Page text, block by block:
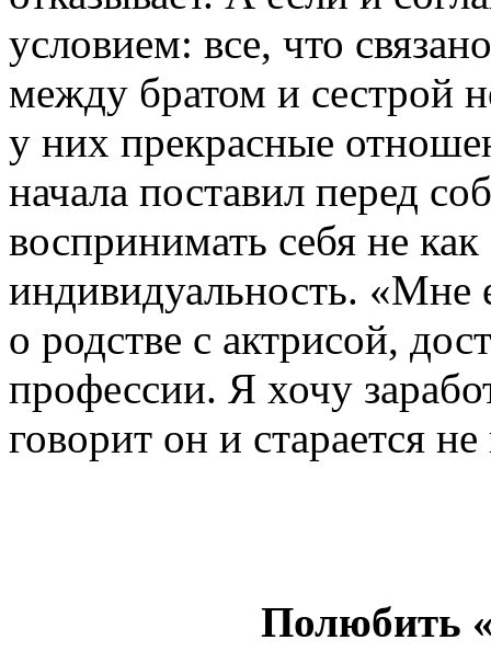
условием: все, что
между братом и сестрой
у них прекрасные
начала поставил перед
воспринимать себя не
индивидуальность. «Мне
о родстве с актрисой,
профессии. Я хочу
говорит он и старается
Полюбить